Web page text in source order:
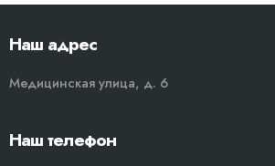
Наш адрес
Медицинская улица, д. 6
Наш телефон